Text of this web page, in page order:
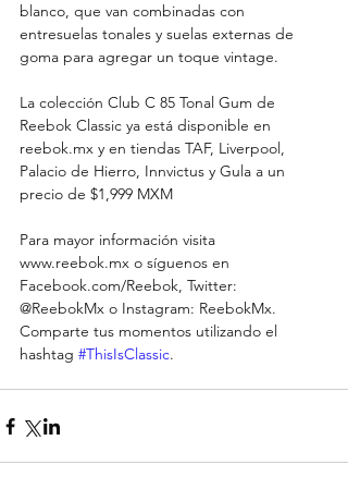
blanco, que van combinadas con
entresuelas tonales y suelas externas de
goma para agregar un toque vintage.
La colección Club C 85 Tonal Gum de
Reebok Classic ya está disponible en
reebok.mx y en tiendas TAF, Liverpool,
Palacio de Hierro, Innvictus y Gula a un
precio de $1,999 MXM
Para mayor información visita
www.reebok.mx o síguenos en
Facebook.com/Reebok, Twitter:
@ReebokMx o Instagram: ReebokMx.
Comparte tus momentos utilizando el
hashtag #ThisIsClassic.